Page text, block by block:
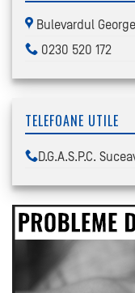
Bulevardul
0230 520 172
TELEFOANE UTILE
D.G.A.S.P.C.